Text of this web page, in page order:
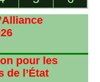
pour les
de l’État